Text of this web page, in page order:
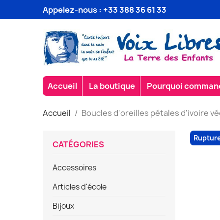
Appelez-nous : +33 388 36 61 33
Accueil La boutique Pourquoi
Accueil Boucles d'oreilles pétales d'ivoire
CATÉGORIES
Accessoires
Articles d'école
Bijoux